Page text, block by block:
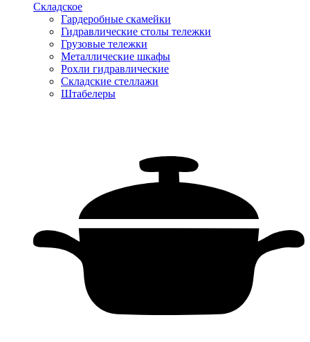
Складское
Гардеробные скамейки
Гидравлические столы тележки
Грузовые тележки
Металлические шкафы
Рохли гидравлические
Складские стеллажи
Штабелеры